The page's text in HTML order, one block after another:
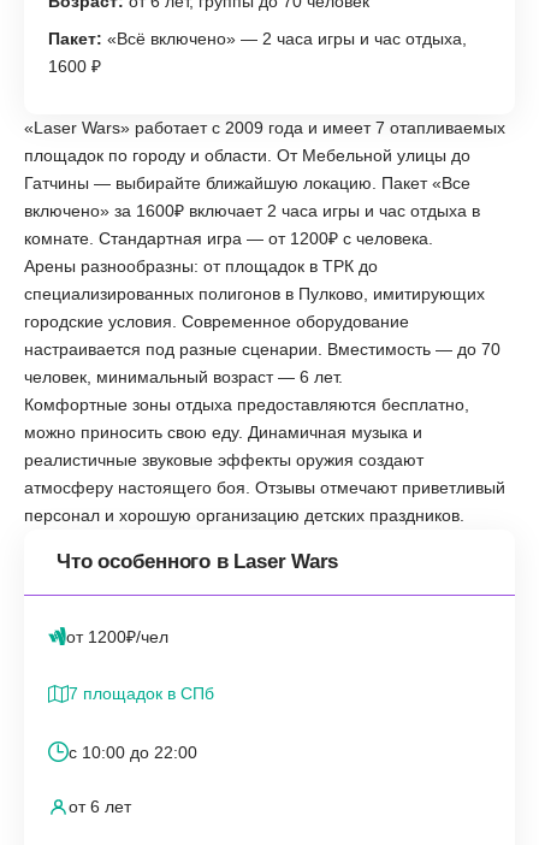
Пакет: «Всё включено» — 2 часа игры и час отдыха,
1600 ₽
«Laser Wars» работает с 2009 года и имеет 7 отапливаемых
площадок по городу и области. От Мебельной улицы до
Гатчины — выбирайте ближайшую локацию. Пакет «Все
включено» за 1600₽ включает 2 часа игры и час отдыха в
комнате. Стандартная игра — от 1200₽ с человека.
Арены разнообразны: от площадок в ТРК до
специализированных полигонов в Пулково, имитирующих
городские условия. Современное оборудование
настраивается под разные сценарии. Вместимость — до 70
человек, минимальный возраст — 6 лет.
Комфортные зоны отдыха предоставляются бесплатно,
можно приносить свою еду. Динамичная музыка и
реалистичные звуковые эффекты оружия создают
атмосферу настоящего боя. Отзывы отмечают приветливый
персонал и хорошую организацию детских праздников.
Что особенного в Laser Wars
от 1200₽/чел
7 площадок в СПб
с 10:00 до 22:00
от 6 лет